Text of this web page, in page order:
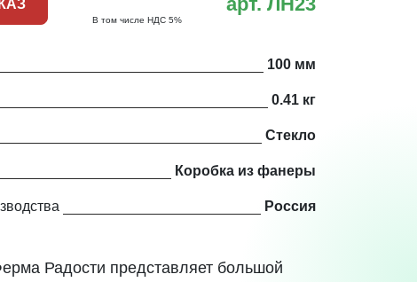
В том числе НДС 5%
100 мм
0.41 кг
Стекло
Коробка из фанеры
Россия
Радости представляет большой